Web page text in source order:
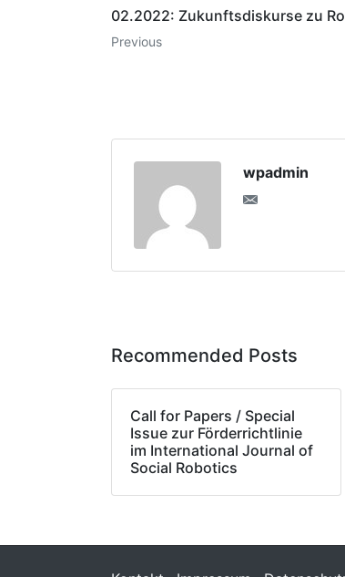
02.2022: Zukunftsdiskurse zu
Previous
wpadmin
Recommended Posts
Call for Papers / Special
Issue zur Förderrichtlinie
im International Journal of
Social Robotics